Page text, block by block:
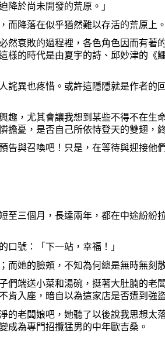
降於尚未開發的荒原。」
降落在似乎猶然難以存活的荒原上。
衰敗的過程裡，各色角色因而有著
的時代是由夏宇的詩、邱妙津的《
異也疼惜。或許這隱隱就是作者的
，尤其會讓我想到某些不得不在生
憂，是否自己所依恃登天的雙翅，
與召喚吧！只是，在等待與迎接他
三個月，長達兩年，都在中途紛紛
號：「下一站，幸福！」
她的臉頰，不知為何總是無時無刻
端送小菜和湯碗，挺著大肚腩的老
肯入座，暗自以為這家店是否遭到強
老闆娘吧，她聽了以後說我思想太
成為專門招攬猛男的中年歐吉桑。